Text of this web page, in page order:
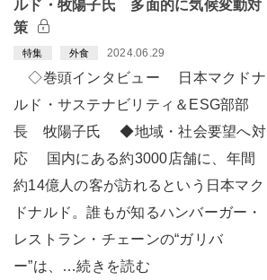
ルド・牧陽子氏 多面的に気候変動対
策
特集 外食 2024.06.29
◇巻頭インタビュー 日本マクドナ
ルド・サステナビリティ＆ESG部部
長 牧陽子氏 ◆地域・社会要望へ対
応 国内にある約3000店舗に、年間
約14億人の客が訪れるという日本マク
ドナルド。誰もが知るハンバーガー・
レストラン・チェーンの“ガリバ
ー”は、…続きを読む